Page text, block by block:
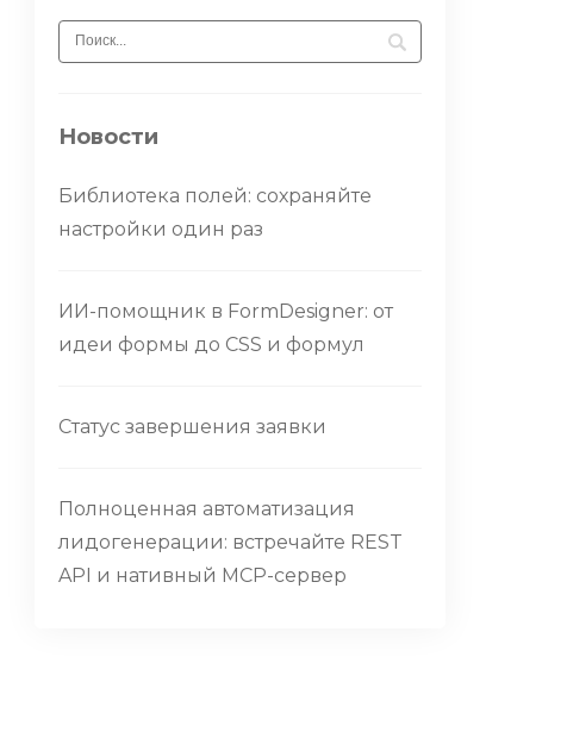
Новости
Библиотека полей: сохраняйте
настройки один раз
ИИ-помощник в FormDesigner: от
идеи формы до CSS и формул
Статус завершения заявки
Полноценная автоматизация
лидогенерации: встречайте REST
API и нативный MCP-сервер